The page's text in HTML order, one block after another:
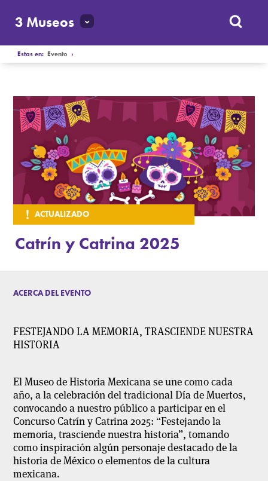
3 Museos
Estas en:Evento ›
ACTUALIZADO
Catrín y Catrina 2025
ACERCA DEL EVENTO
FESTEJANDO LA MEMORIA, TRASCIENDE NUESTRA
HISTORIA
El Museo de Historia Mexicana se une como cada
año, a la celebración del tradicional Día de Muertos,
convocando a nuestro público a participar en el
Concurso Catrín y Catrina 2025: “Festejando la
memoria, trasciende nuestra historia”, tomando
como inspiración algún personaje destacado de la
historia de México o elementos de la cultura
mexicana.